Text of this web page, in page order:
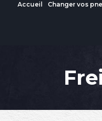
Accueil Changer vos